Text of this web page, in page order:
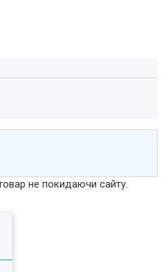
не покидаючи сайту.